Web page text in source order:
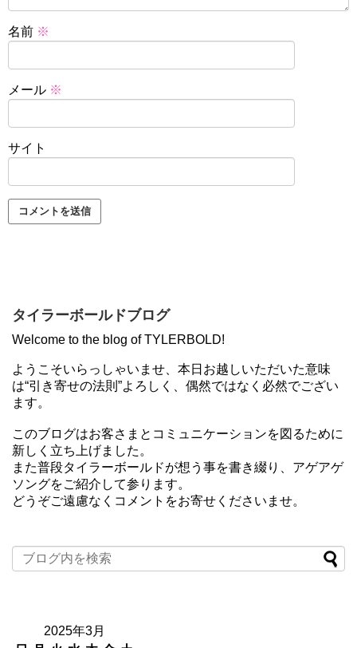
名前 ※
メール ※
サイト
タイラーボールドブログ
Welcome to the blog of TYLERBOLD!
ようこそいらっしゃいませ、本日お越しいただいた意味
は“引き寄せの法則”よろしく、偶然ではなく必然でござい
ます。
このブログはお客さまとコミュニケーションを図るために
新しく立ち上げました。
また普段タイラーボールドが想う事を書き綴り、アゲアゲ
ソングをご紹介して参ります。
どうぞご遠慮なくコメントをお寄せくださいませ。
2025年3月